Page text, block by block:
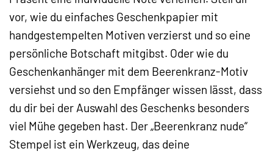
vor, wie du einfaches Geschenkpapier mit
handgestempelten Motiven verzierst und so eine
persönliche Botschaft mitgibst. Oder wie du
Geschenkanhänger mit dem Beerenkranz-Motiv
versiehst und so den Empfänger wissen lässt, dass
du dir bei der Auswahl des Geschenks besonders
viel Mühe gegeben hast. Der „Beerenkranz nude“
Stempel ist ein Werkzeug, das deine